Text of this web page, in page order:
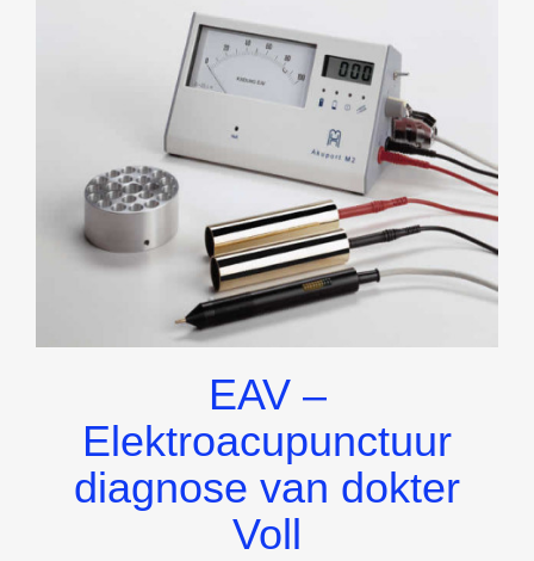
EAV –
Elektroacupunctuur
diagnose van dokter
Voll